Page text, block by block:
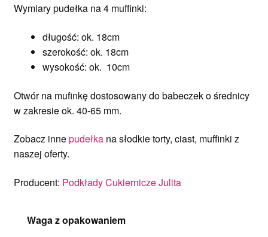
Wymiary pudełka na 4 muffinki:
długość: ok. 18cm
szerokość: ok. 18cm
wysokość: ok. 10cm
Otwór na mufinkę dostosowany do babeczek o średnicy
w zakresie ok. 40-65 mm.
Zobacz innepudełkana słodkie torty, ciast, muffinki z
naszej oferty.
Producent: Podkłady Cukiernicze Julita
Waga z opakowaniem